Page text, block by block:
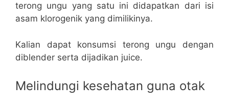
terong ungu yang satu ini didapatkan dari isi
asam klorogenik yang dimilikinya.
Kalian dapat konsumsi terong ungu dengan
diblender serta dijadikan juice.
Melindungi kesehatan guna otak